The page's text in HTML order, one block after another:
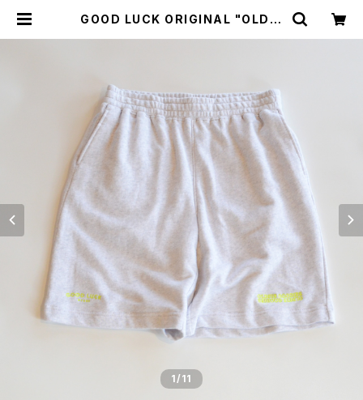
GOOD LUCK ORIGINAL "OLDEI
1/11